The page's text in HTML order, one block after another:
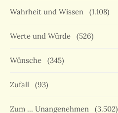
Wahrheit und Wissen (1.108)
Werte und Würde (526)
Wünsche (345)
Zufall (93)
Zum … Unangenehmen (3.502)